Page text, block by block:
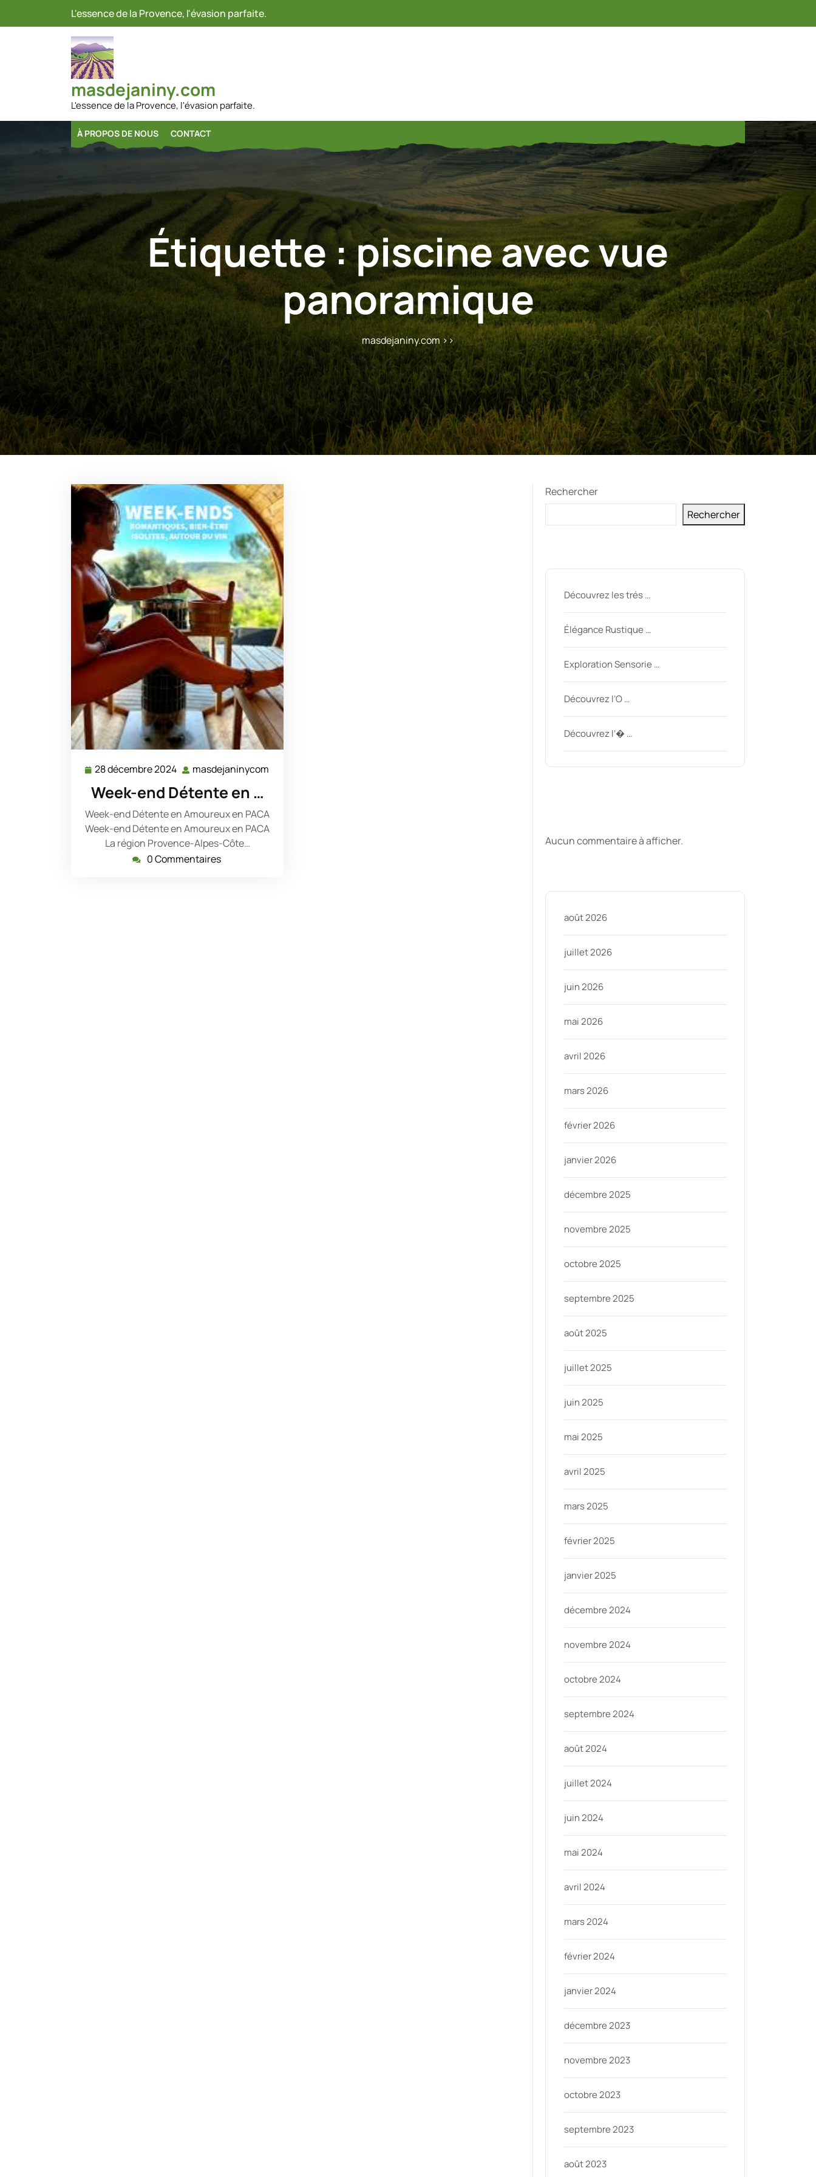
L'essence de la Provence, l'évasion parfaite.
masdejaniny.com
L'essence de la Provence, l'évasion parfaite.
À PROPOS DE NOUS CONTACT
Étiquette :piscine avec vue
panoramique
masdejaniny.com>>
28 décembre 2024 28
décembre
2024
masdejaninycom
Week-end Détente en …
Week-end Détente en Amoureux en PACA
Week-end Détente en Amoureux en PACA
La région Provence-Alpes-Côte…
0 Commentaires
Rechercher
Rechercher
Découvrez les trés …
Élégance Rustique …
Exploration Sensorie …
Découvrez l’O …
Découvrez l’� …
Aucun commentaire à afficher.
août 2026
juillet 2026
juin 2026
mai 2026
avril 2026
mars 2026
février 2026
janvier 2026
décembre 2025
novembre 2025
octobre 2025
septembre 2025
août 2025
juillet 2025
juin 2025
mai 2025
avril 2025
mars 2025
février 2025
janvier 2025
décembre 2024
novembre 2024
octobre 2024
septembre 2024
août 2024
juillet 2024
juin 2024
mai 2024
avril 2024
mars 2024
février 2024
janvier 2024
décembre 2023
novembre 2023
octobre 2023
septembre 2023
août 2023